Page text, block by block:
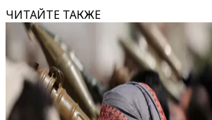
ЧИТАЙТЕ ТАКЖЕ